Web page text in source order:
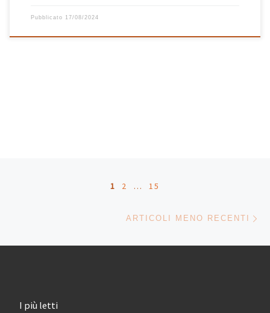
Pubblicato 17/08/2024
Navigazione articoli
1 2 … 15
ARTICOLI MENO RECENTI
I più letti